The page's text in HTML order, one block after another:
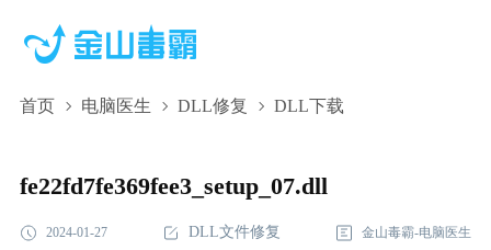
首页 电脑医生 DLL修复 DLL下载
fe22fd7fe369fee3_setup_07.dll,fe22fd7fe369fee3_setup_07.dll下
fe22fd7fe369fee3_setup_07.dll
2024-01-27 DLL文件修复 金山毒霸-电脑医生